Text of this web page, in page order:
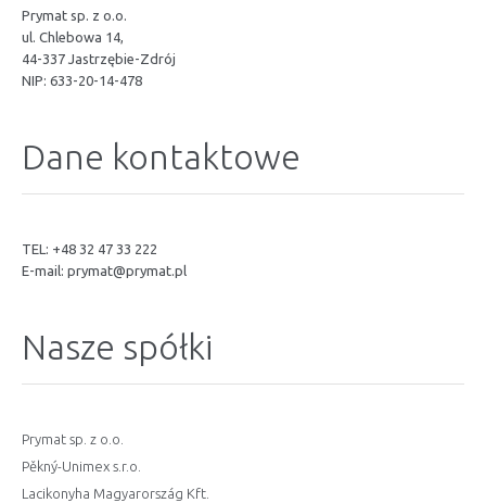
Prymat sp. z o.o.
ul. Chlebowa 14,
44-337 Jastrzębie-Zdrój
NIP: 633-20-14-478
Dane kontaktowe
TEL: +48 32 47 33 222
E-mail: prymat@prymat.pl
Nasze spółki
Prymat sp. z o.o.
Pěkný-Unimex s.r.o.
Lacikonyha Magyarország Kft.